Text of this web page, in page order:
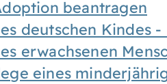
beantragen
deutschen Kindes
erwachsenen
eines